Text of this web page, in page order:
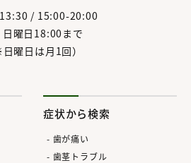
/ 15:00-20:00
日曜日18:00まで
日曜日は月1回）
症状から検索
歯が痛い
歯茎トラブル